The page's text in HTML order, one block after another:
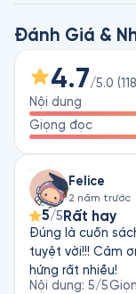
là một chiến lược
ưu việt.
Cuốn sách gồm có
sách bàn về việc
và chỉ ra cách
về các kết luận
khoa học nhất
dẫn bạn áp dụng
Đánh Giá &
4.7/5.0 (118
Nội dung
Giọng đọc
Felice
2 năm trước
5/5 Rất hay
Đúng là cuốn
tuyệt vời!!! Cảm
hứng rất nhiều!
Nội dung: 5/5